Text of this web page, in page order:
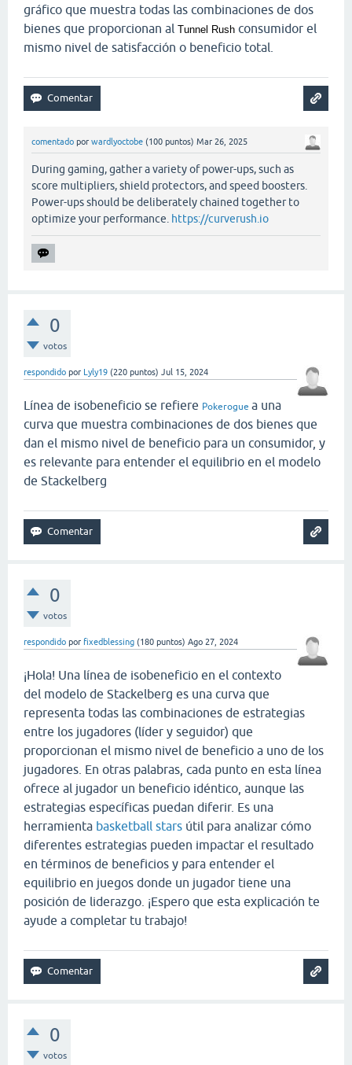
gráfico que muestra todas las combinaciones de dos
bienes que proporcionan al Tunnel Rush consumidor el
mismo nivel de satisfacción o beneficio total.
comentado por wardlyoctobe (100 puntos) Mar 26, 2025
During gaming, gather a variety of power-ups, such as
score multipliers, shield protectors, and speed boosters.
Power-ups should be deliberately chained together to
optimize your performance. https://curverush.io
0
votos
respondido por Lyly19 (220 puntos) Jul 15, 2024
Línea de isobeneficio se refiere Pokerogue a una
curva que muestra combinaciones de dos bienes que
dan el mismo nivel de beneficio para un consumidor, y
es relevante para entender el equilibrio en el modelo
de Stackelberg
0
votos
respondido por fixedblessing (180 puntos) Ago 27, 2024
¡Hola! Una línea de isobeneficio en el contexto
del modelo de Stackelberg es una curva que
representa todas las combinaciones de estrategias
entre los jugadores (líder y seguidor) que
proporcionan el mismo nivel de beneficio a uno de los
jugadores. En otras palabras, cada punto en esta línea
ofrece al jugador un beneficio idéntico, aunque las
estrategias específicas puedan diferir. Es una
herramienta basketball stars útil para analizar cómo
diferentes estrategias pueden impactar el resultado
en términos de beneficios y para entender el
equilibrio en juegos donde un jugador tiene una
posición de liderazgo. ¡Espero que esta explicación te
ayude a completar tu trabajo!
0
votos